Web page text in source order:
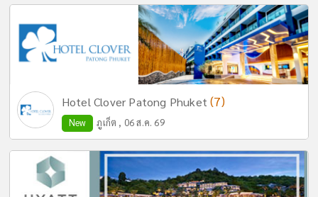
Hotel Clover Patong Phuket(7)
New ภูเก็ต , 06 ส.ค. 69